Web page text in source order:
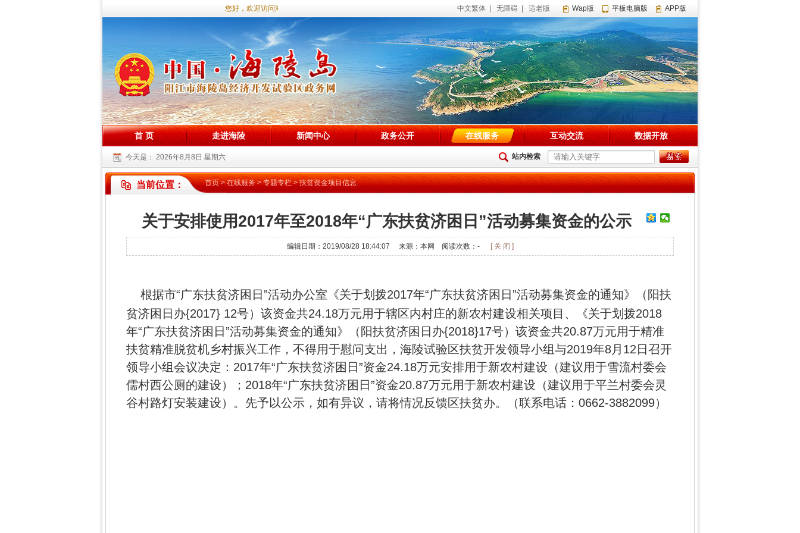
您好，欢迎访问海陵试验区政务网站！ 中文繁体 无障碍 适老版 Wap版 平板电脑版 APP版
首 页 走进海陵 新闻中心 政务公开 在线服务 互动交流 数据开放
今天是： 2026年8月8日 星期六 站内检索
当前位置： 首页>在线服务>专题专栏>扶贫资金项目信息
关于安排使用2017年至2018年“广东扶贫济困日”活动募集资金的公示
编辑日期：2019/08/28 18:44:07 来源：本网 阅读次数： - [ 关 闭 ]
根据市“广东扶贫济困日”活动办公室《关于划拨2017年“广东扶贫济困日”活动募集资金的通知》（阳扶
贫济困日办{2017} 12号）该资金共24.18万元用于辖区内村庄的新农村建设相关项目、《关于划拨2018
年“广东扶贫济困日”活动募集资金的通知》（阳扶贫济困日办{2018}17号）该资金共20.87万元用于精准
扶贫精准脱贫机乡村振兴工作，不得用于慰问支出，海陵试验区扶贫开发领导小组与2019年8月12日召开
领导小组会议决定：2017年“广东扶贫济困日”资金24.18万元安排用于新农村建设（建议用于雪流村委会
儒村西公厕的建设）；2018年“广东扶贫济困日”资金20.87万元用于新农村建设（建议用于平兰村委会灵
谷村路灯安装建设）。先予以公示，如有异议，请将情况反馈区扶贫办。（联系电话：0662-3882099）